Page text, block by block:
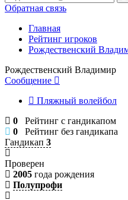
Обратная связь
Главная
Рейтинг игроков
Рождественский
Рождественский Владимир
Сообщение
Пляжный волейбол
0 Рейтинг с гандикапом
0 Рейтинг без гандикапа
Гандикап 3
Проверен
2005 года рождения
Полупрофи